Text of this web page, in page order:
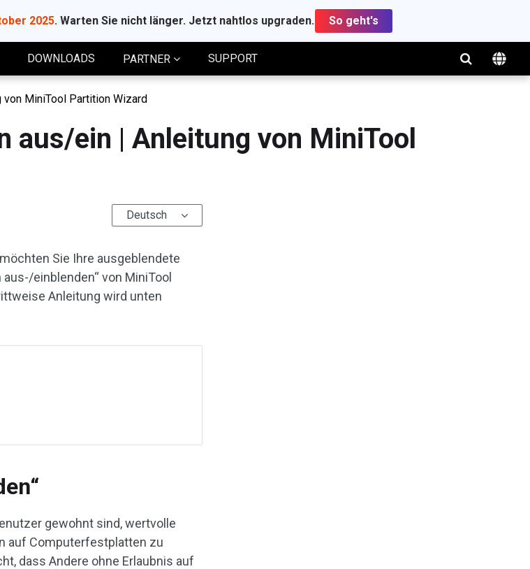
2025. Warten Sie nicht länger. Jetzt nahtlos upgraden. So geht's
DOWNLOADS PARTNER SUPPORT
MiniTool Partition Wizard
aus/ein | Anleitung von MiniTool
Deutsch
Sie Ihre ausgeblendete
einblenden“ von MiniTool
Anleitung wird unten
gewohnt sind, wertvolle
auf Computerfestplatten zu
dass Andere ohne Erlaubnis auf